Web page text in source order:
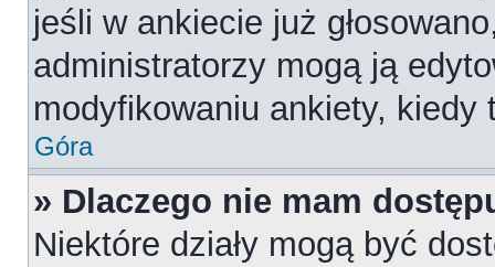
jeśli w ankiecie już
administratorzy mogą ją
modyfikowaniu ankiety, kiedy
Góra
» Dlaczego nie mam
Niektóre działy mogą być